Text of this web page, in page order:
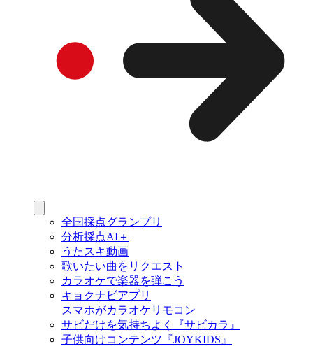
全国採点グランプリ
分析採点AI＋
うたスキ動画
歌いたい曲をリクエスト
カラオケで楽器を弾こう
キョクナビアプリ
スマホがカラオケリモコン
サビだけを気持ちよく『サビカラ』
子供向けコンテンツ『JOYKIDS』